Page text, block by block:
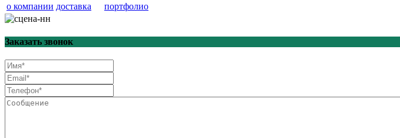
о компании доставка портфолио
Заказать звонок